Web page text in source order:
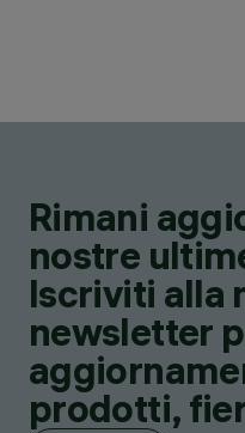
Rimani
nostre
Iscriviti alla
newsletter
prodotti,